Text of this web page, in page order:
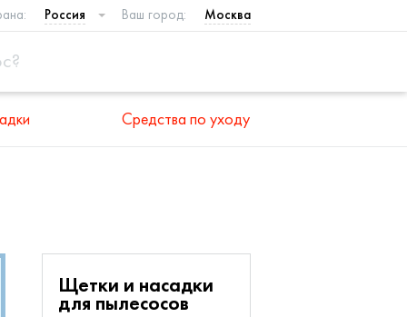
Россия Ваш город: Москва
Средства по уходу
Щетки и насадки
для пылесосов